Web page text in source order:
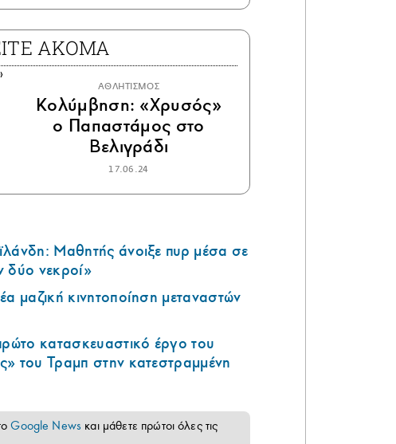
ΑΚΟΜΑ
ΑΘΛΗΤΙΣΜΟΣ
Κολύμβηση: «Χρυσός»
ο Παπαστάμος στο
Βελιγράδι
17.06.24
Μαθητής άνοιξε πυρ μέσα σε
δύο νεκροί»
μαζική κινητοποίηση μεταναστών
κατασκευαστικό έργο του
του Τραμπ στην κατεστραμμένη
Google News και μάθετε πρώτοι όλες τις